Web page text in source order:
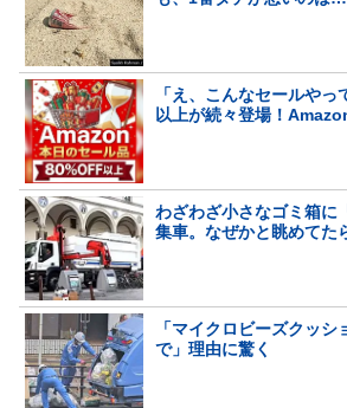
「え、こんなセールや
以上が続々登場！
わざわざ小さなゴミ箱に
集車。なぜかと眺めてた
「マイクロビーズクッ
で」理由に驚く